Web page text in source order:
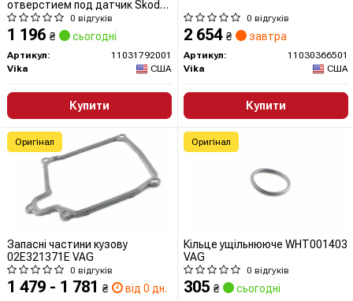
отверстием под датчик Skoda
Octavia (13-)/VW Caddy
(16-),Golf (13-)14,Jetta (11-
15),Polo 13-15,Tiguan (12-16)
(11031792001) VIKA
0 відгуків
1 196 ₴ сьогодні
Артикул:
11031792001
Vika
США
Купити
0 відгуків
2 654 ₴ завтра
Артикул:
11030366501
Vika
США
Купити
Запасні частини кузову
02E321371E VAG
0 відгуків
1 479 - 1 781 ₴ від 0 дн.
Оригінал
Кільце ущільнююче WHT001403
VAG
0 відгуків
305 ₴ сьогодні
Оригінал